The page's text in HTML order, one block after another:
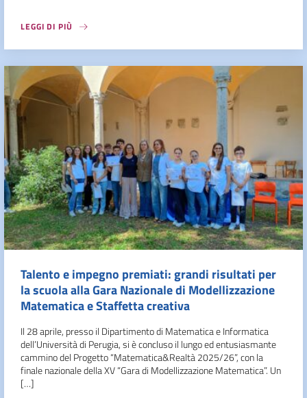
LEGGI DI PIÙ
Talento e impegno premiati: grandi risultati per
la scuola alla Gara Nazionale di Modellizzazione
Matematica e Staffetta creativa
Il 28 aprile, presso il Dipartimento di Matematica e Informatica
dell’Università di Perugia, si è concluso il lungo ed entusiasmante
cammino del Progetto “Matematica&Realtà 2025/26”, con la
finale nazionale della XV “Gara di Modellizzazione Matematica”. Un
[…]